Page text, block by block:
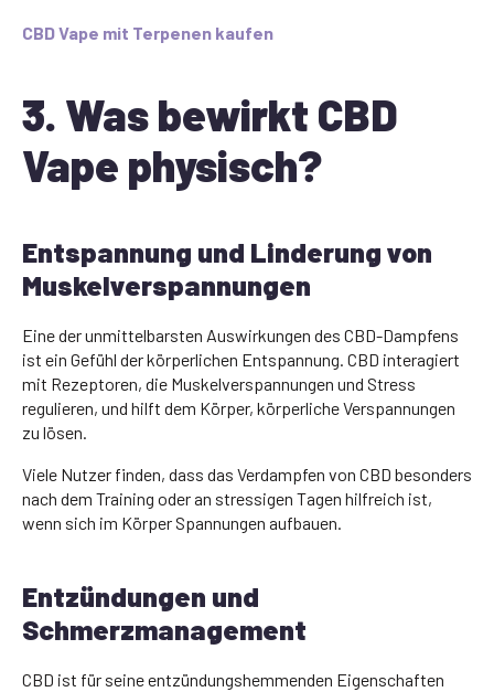
CBD Vape mit Terpenen kaufen
3. Was bewirkt CBD
Vape physisch?
Entspannung und Linderung von
Muskelverspannungen
Eine der unmittelbarsten Auswirkungen des CBD-Dampfens
ist ein Gefühl der körperlichen Entspannung. CBD interagiert
mit Rezeptoren, die Muskelverspannungen und Stress
regulieren, und hilft dem Körper, körperliche Verspannungen
zu lösen.
Viele Nutzer finden, dass das Verdampfen von CBD besonders
nach dem Training oder an stressigen Tagen hilfreich ist,
wenn sich im Körper Spannungen aufbauen.
Entzündungen und
Schmerzmanagement
CBD ist für seine entzündungshemmenden Eigenschaften